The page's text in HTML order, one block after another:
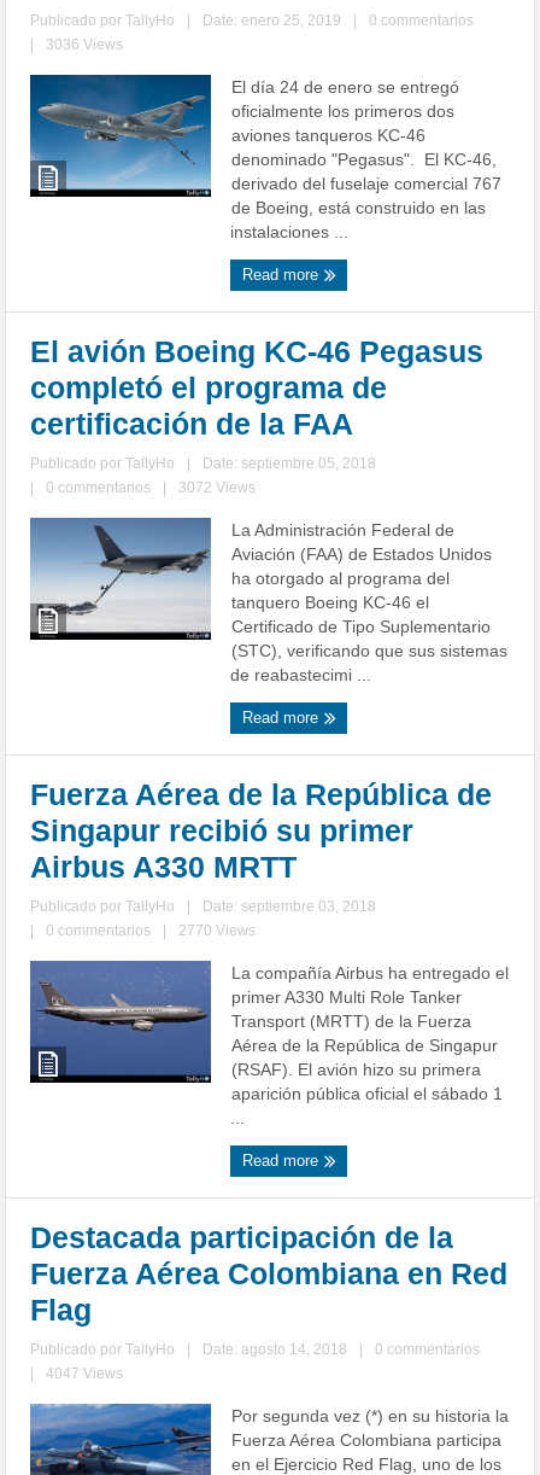
Publicado porTallyHo Date: enero 25, 2019
0 commentarios
3036 Views
El día 24 de enero se entregó
oficialmente los primeros dos
aviones tanqueros KC-46
denominado "Pegasus". El KC-46,
derivado del fuselaje comercial 767
de Boeing, está construido en las
instalaciones ...
Read more
El avión Boeing KC-46 Pegasus
completó el programa de
certificación de la FAA
Publicado porTallyHo
Date: septiembre 05, 2018
0 commentarios 3072 Views
La Administración Federal de
Aviación (FAA) de Estados Unidos
ha otorgado al programa del
tanquero Boeing KC-46 el
Certificado de Tipo Suplementario
(STC), verificando que sus sistemas
de reabastecimi ...
Read more
Fuerza Aérea de la República de
Singapur recibió su primer
Airbus A330 MRTT
Publicado porTallyHo
Date: septiembre 03, 2018
0 commentarios 2770 Views
La compañía Airbus ha entregado el
primer A330 Multi Role Tanker
Transport (MRTT) de la Fuerza
Aérea de la República de Singapur
(RSAF). El avión hizo su primera
aparición pública oficial el sábado 1
...
Read more
Destacada participación de la
Fuerza Aérea Colombiana en Red
Flag
Publicado porTallyHo Date: agosto 14, 2018
0 commentarios
4047 Views
Por segunda vez (*) en su historia la
Fuerza Aérea Colombiana participa
en el Ejercicio Red Flag, uno de los